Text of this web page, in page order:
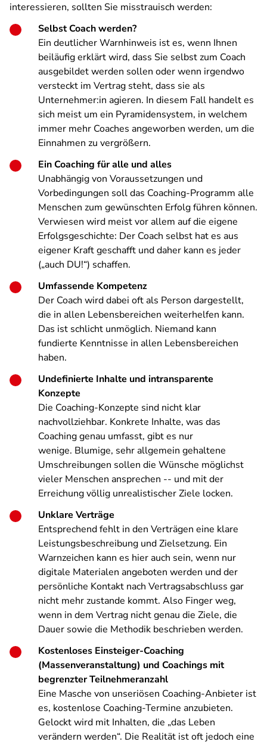
interessieren, sollten Sie misstrauisch werden:
Selbst Coach werden?
Ein deutlicher Warnhinweis ist es, wenn Ihnen
beiläufig erklärt wird, dass Sie selbst zum Coach
ausgebildet werden sollen oder wenn irgendwo
versteckt im Vertrag steht, dass sie als
Unternehmer:in agieren. In diesem Fall handelt es
sich meist um ein Pyramidensystem, in welchem
immer mehr Coaches angeworben werden, um die
Einnahmen zu vergrößern.
Ein Coaching für alle und alles
Unabhängig von Voraussetzungen und
Vorbedingungen soll das Coaching-Programm alle
Menschen zum gewünschten Erfolg führen können.
Verwiesen wird meist vor allem auf die eigene
Erfolgsgeschichte: Der Coach selbst hat es aus
eigener Kraft geschafft und daher kann es jeder
(„auch DU!“) schaffen.
Umfassende Kompetenz
Der Coach wird dabei oft als Person dargestellt,
die in allen Lebensbereichen weiterhelfen kann.
Das ist schlicht unmöglich. Niemand kann
fundierte Kenntnisse in allen Lebensbereichen
haben.
Undefinierte Inhalte und intransparente
Konzepte
Die Coaching-Konzepte sind nicht klar
nachvollziehbar. Konkrete Inhalte, was das
Coaching genau umfasst, gibt es nur
wenige. Blumige, sehr allgemein gehaltene
Umschreibungen sollen die Wünsche möglichst
vieler Menschen ansprechen -- und mit der
Erreichung völlig unrealistischer Ziele locken.
Unklare Verträge
Entsprechend fehlt in den Verträgen eine klare
Leistungsbeschreibung und Zielsetzung. Ein
Warnzeichen kann es hier auch sein, wenn nur
digitale Materialen angeboten werden und der
persönliche Kontakt nach Vertragsabschluss gar
nicht mehr zustande kommt. Also Finger weg,
wenn in dem Vertrag nicht genau die Ziele, die
Dauer sowie die Methodik beschrieben werden.
Kostenloses Einsteiger-Coaching
(Massenveranstaltung) und Coachings mit
begrenzter Teilnehmeranzahl
Eine Masche von unseriösen Coaching-Anbieter ist
es, kostenlose Coaching-Termine anzubieten.
Gelockt wird mit Inhalten, die „das Leben
verändern werden“. Die Realität ist oft jedoch eine